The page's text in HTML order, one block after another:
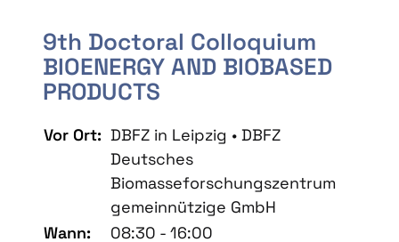
9th Doctoral Colloquium
BIOENERGY AND BIOBASED
PRODUCTS
Vor Ort: DBFZ in Leipzig • DBFZ
Deutsches
Biomasseforschungszentrum
gemeinnützige GmbH
Wann:
08:30 - 16:00